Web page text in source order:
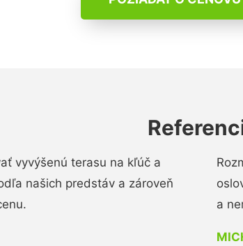
vyvýšenú terasu na kľúč a
našich predstáv a zároveň
a